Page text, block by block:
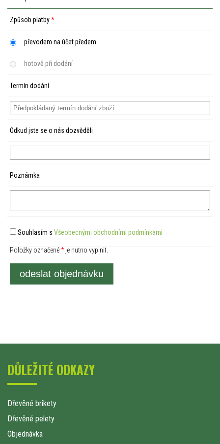
Způsob platby*
převodem na účet předem
hotově při dodání
Termín dodání
Odkud jste se o nás dozvěděli
Poznámka
Souhlasím s Všeobecnými obchodními podmínkami
Položky označené*je nutno vyplnit.
odeslat objednávku
DŮLEŽITÉ ODKAZY
Dřevěné brikety
Dřevěné pelety
Objednávka